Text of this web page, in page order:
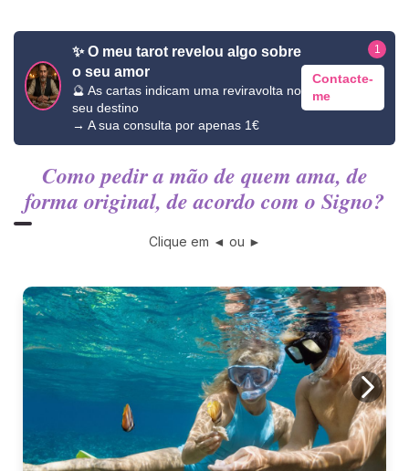
✨ O meu tarot revelou algo sobre
o seu amor
🔮 As cartas indicam uma reviravolta no
seu destino
→ A sua consulta por apenas 1€
Contacte-
me
1
Como pedir a mão de quem ama, de
forma original, de acordo com o Signo?
Clique em ◄ ou ►